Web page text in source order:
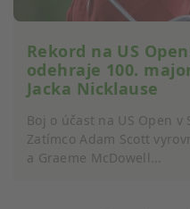
Rekord na US
odehraje 100.
Jacka Nicklause
Boj o účast na US Open v
Zatímco Adam Scott
a Graeme McDowell...